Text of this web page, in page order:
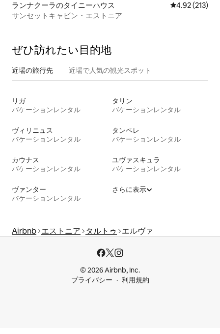
ランナクーラのタイニーハウス レビュー213
4.92 (213)
サンセットキャビン・エストニア
ぜひ訪⁠れ⁠た⁠い目⁠的⁠地
近場の旅行先 近場で人気の観光スポット
リガ
バケーションレンタル
タリン
バケーションレンタル
ヴィリニュス
バケーションレンタル
タンペレ
バケーションレンタル
カウナス
バケーションレンタル
ユヴァスキュラ
バケーションレンタル
ヴァンター
バケーションレンタル
さらに表示
Airbnb エストニア タルトゥ エルヴァ
© 2026 Airbnb, Inc.
プライバシー
利用規約